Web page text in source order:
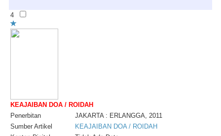
4
KEAJAIBAN DOA / ROIDAH
Penerbitan
JAKARTA : ERLANGGA, 2011
Sumber Artikel
KEAJAIBAN DOA / ROIDAH